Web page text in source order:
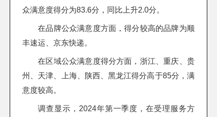
众满意度得分为83.6分，同比上升2.0分。
在品牌公众满意度方面，得分较高的品牌为顺
丰速运、京东快递。
在区域公众满意度得分方面，浙江、重庆、贵
州、天津、上海、陕西、黑龙江得分高于85分，满
意度较高。
调查显示，2024年第一季度，在受理服务方